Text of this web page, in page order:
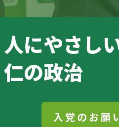
人にやさし
仁の政治
入党のお願